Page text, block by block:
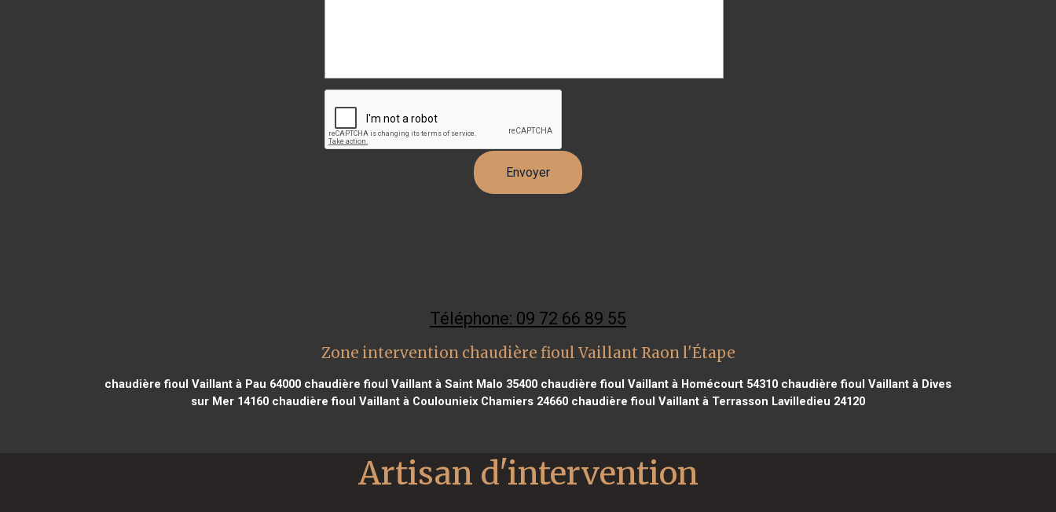
Téléphone: 09 72 66 89 55
Zone intervention chaudière fioul Vaillant Raon l'Étape
chaudière fioul Vaillant à Pau 64000 chaudière fioul Vaillant à Saint Malo 35400 chaudière fioul Vaillant à Homécourt 54310 chaudière fioul Vaillant à Dives
sur Mer 14160 chaudière fioul Vaillant à Coulounieix Chamiers 24660 chaudière fioul Vaillant à Terrasson Lavilledieu 24120
Artisan d'intervention